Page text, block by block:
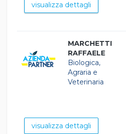
visualizza dettagli
MARCHETTI
RAFFAELE
Biologica,
Agraria e
Veterinaria
visualizza dettagli